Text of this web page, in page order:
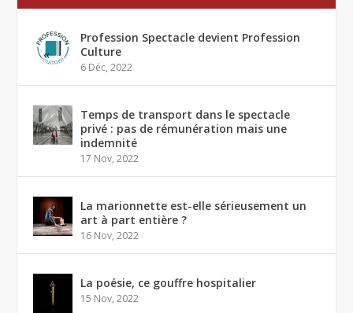
Profession Spectacle devient Profession
Culture
6 Déc, 2022
Temps de transport dans le spectacle
privé : pas de rémunération mais une
indemnité
17 Nov, 2022
La marionnette est-elle sérieusement un
art à part entière ?
16 Nov, 2022
La poésie, ce gouffre hospitalier
15 Nov, 2022